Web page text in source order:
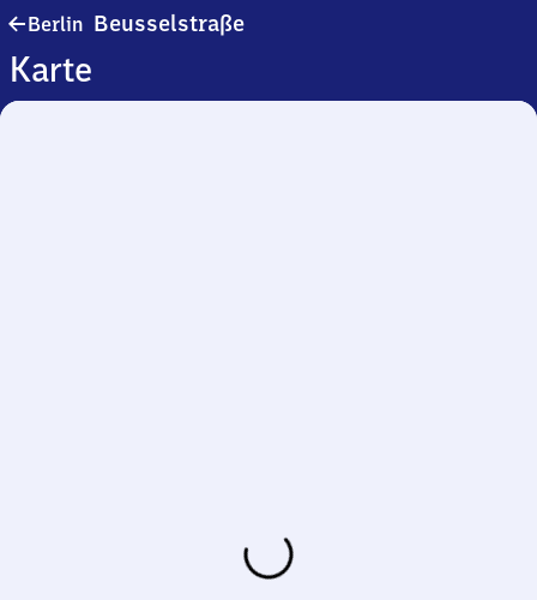
Berlin Beusselstraße
Karte
Wird